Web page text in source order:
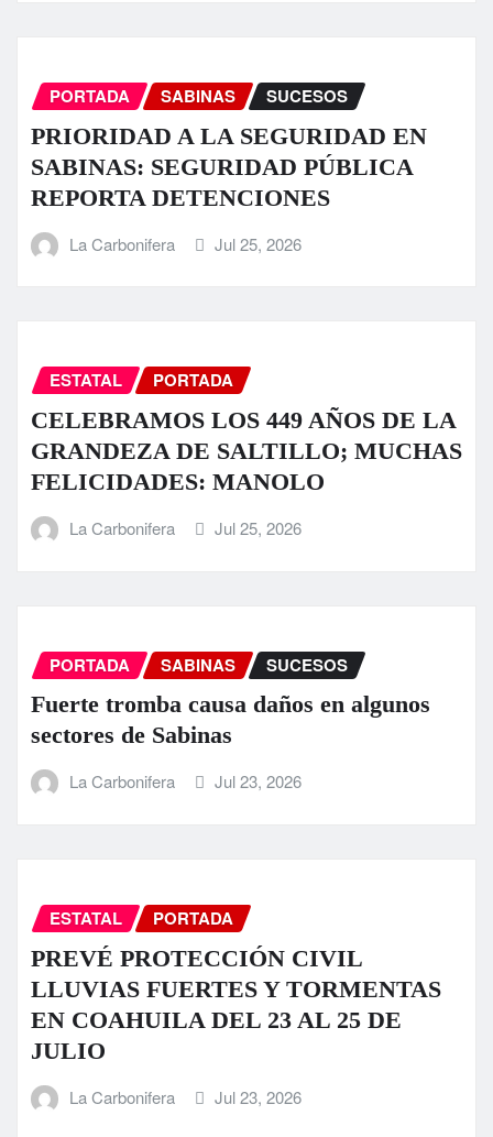
PORTADA SABINAS SUCESOS
PRIORIDAD A LA SEGURIDAD EN
SABINAS: SEGURIDAD PÚBLICA
REPORTA DETENCIONES
La Carbonifera Jul 25, 2026
ESTATAL PORTADA
CELEBRAMOS LOS 449 AÑOS DE LA
GRANDEZA DE SALTILLO; MUCHAS
FELICIDADES: MANOLO
La Carbonifera Jul 25, 2026
PORTADA SABINAS SUCESOS
Fuerte tromba causa daños en algunos
sectores de Sabinas
La Carbonifera Jul 23, 2026
ESTATAL PORTADA
PREVÉ PROTECCIÓN CIVIL
LLUVIAS FUERTES Y TORMENTAS
EN COAHUILA DEL 23 AL 25 DE
JULIO
La Carbonifera Jul 23, 2026